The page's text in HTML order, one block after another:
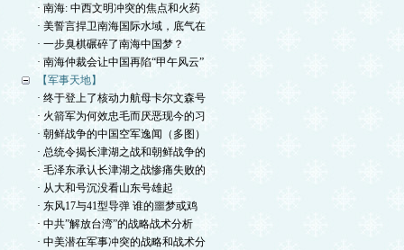
· 南海: 中西文明冲突的焦点和火药
· 美誓言捍卫南海国际水域，底气在
· 一步臭棋碾碎了南海中国梦？
· 南海仲裁会让中国再陷“甲午风云”
【军事天地】
· 终于登上了核动力航母卡尔文森号
· 火箭军为何效忠毛而厌恶现今的习
· 朝鲜战争的中国空军逸闻（多图）
· 总统令揭长津湖之战和朝鲜战争的
· 毛泽东承认长津湖之战惨痛失败的
· 从大和号沉没看山东号雄起
· 东风17与41型导弹 谁的噩梦或鸡
· 中共”解放台湾”的战略战术分析
· 中美潜在军事冲突的战略和战术分